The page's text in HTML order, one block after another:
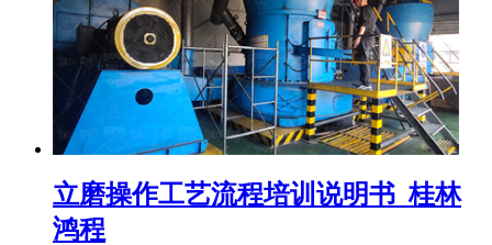
立磨操作工艺流程培训说明书_桂林
鸿程